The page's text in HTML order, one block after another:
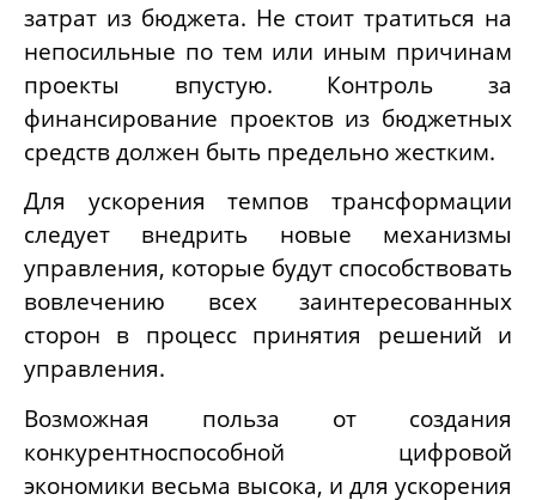
затрат из бюджета. Не стоит тратиться на
непосильные по тем или иным причинам
проекты впустую. Контроль за
финансирование проектов из бюджетных
средств должен быть предельно жестким.
Для ускорения темпов трансформации
следует внедрить новые механизмы
управления, которые будут способствовать
вовлечению всех заинтересованных
сторон в процесс принятия решений и
управления.
Возможная польза от создания
конкурентноспособной цифровой
экономики весьма высока, и для ускорения